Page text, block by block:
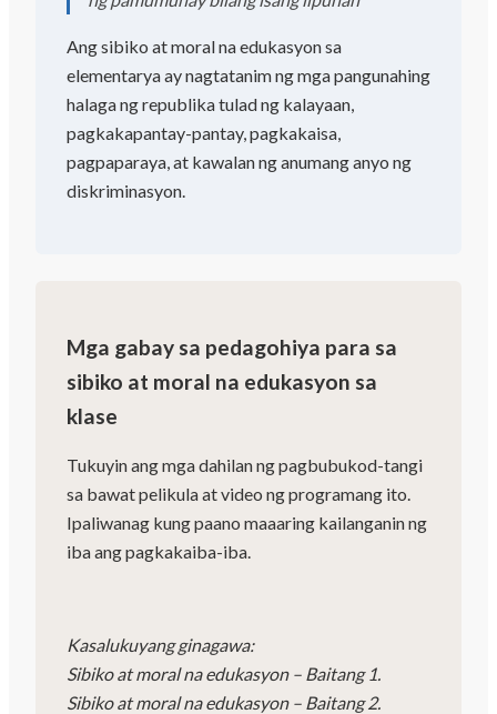
Ang sibiko at moral na edukasyon sa
elementarya ay nagtatanim ng mga pangunahing
halaga ng republika tulad ng kalayaan,
pagkakapantay-pantay, pagkakaisa,
pagpaparaya, at kawalan ng anumang anyo ng
diskriminasyon.
Mga gabay sa pedagohiya para sa
sibiko at moral na edukasyon sa
klase
Tukuyin ang mga dahilan ng pagbubukod-tangi
sa bawat pelikula at video ng programang ito.
Ipaliwanag kung paano maaaring kailanganin ng
iba ang pagkakaiba-iba.
Kasalukuyang ginagawa:
Sibiko at moral na edukasyon – Baitang 1.
Sibiko at moral na edukasyon – Baitang 2.